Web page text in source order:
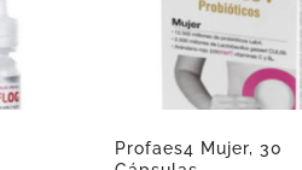
Profaes4 Mujer, 30